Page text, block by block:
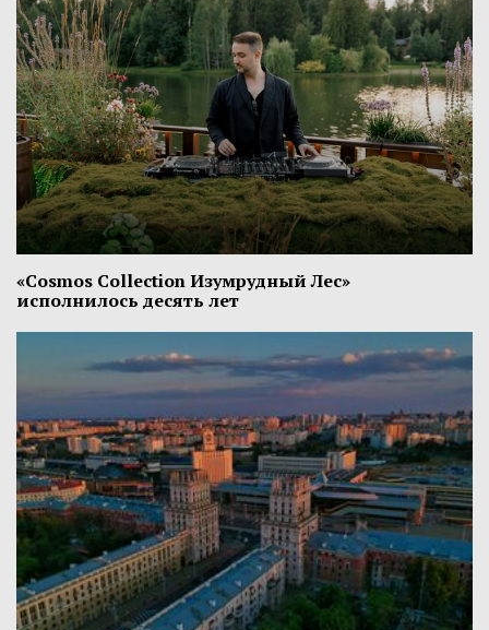
«Cosmos Collection Изумрудный Лес»
исполнилось десять лет